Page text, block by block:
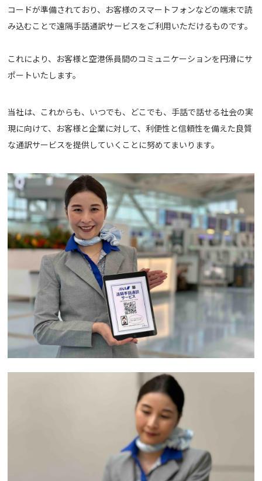
コードが準備されており、お客様のスマートフォンなどの端末で読
み込むことで遠隔手話通訳サービスをご利用いただけるものです。
これにより、お客様と空港係員間のコミュニケーションを円滑にサ
ポートいたします。
当社は、これからも、いつでも、どこでも、手話で話せる社会の実
現に向けて、お客様と企業に対して、利便性と信頼性を備えた良質
な通訳サービスを提供していくことに努めてまいります。